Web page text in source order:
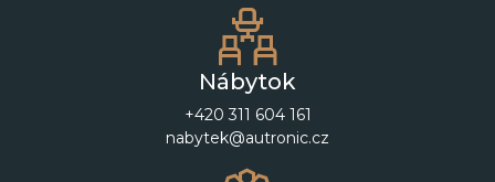
Nábytok
+420 311 604 161
nabytek@autronic.cz